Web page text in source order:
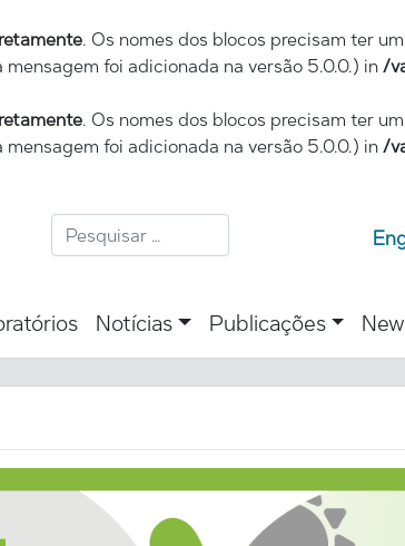
. Os nomes dos blocos precisam ter
foi adicionada na versão 5.0.0.) in /
. Os nomes dos blocos precisam ter
foi adicionada na versão 5.0.0.) in /
Notícias Publicações